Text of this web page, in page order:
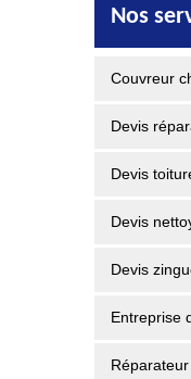
Nos
Couvreur
Devis
Devis
Devis
Devis
Entreprise